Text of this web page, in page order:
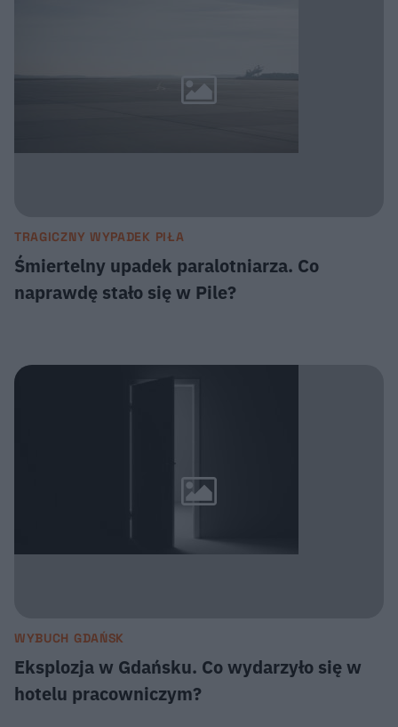
TRAGICZNY WYPADEK PIŁA
Śmiertelny upadek paralotniarza. Co
naprawdę stało się w Pile?
WYBUCH GDAŃSK
Eksplozja w Gdańsku. Co wydarzyło się w
hotelu pracowniczym?